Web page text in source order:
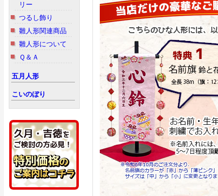
リー
つるし飾り
雛人形関連商品
雛人形について
Ｑ＆Ａ
五月人形
こいのぼり